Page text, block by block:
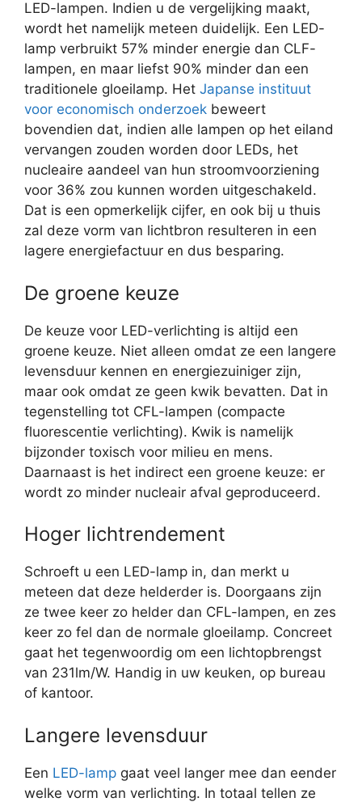
LED-lampen. Indien u de vergelijking maakt,
wordt het namelijk meteen duidelijk. Een LED-
lamp verbruikt 57% minder energie dan CLF-
lampen, en maar liefst 90% minder dan een
traditionele gloeilamp. Het Japanse instituut
voor economisch onderzoek beweert
bovendien dat, indien alle lampen op het eiland
vervangen zouden worden door LEDs, het
nucleaire aandeel van hun stroomvoorziening
voor 36% zou kunnen worden uitgeschakeld.
Dat is een opmerkelijk cijfer, en ook bij u thuis
zal deze vorm van lichtbron resulteren in een
lagere energiefactuur en dus besparing.
De groene keuze
De keuze voor LED-verlichting is altijd een
groene keuze. Niet alleen omdat ze een langere
levensduur kennen en energiezuiniger zijn,
maar ook omdat ze geen kwik bevatten. Dat in
tegenstelling tot CFL-lampen (compacte
fluorescentie verlichting). Kwik is namelijk
bijzonder toxisch voor milieu en mens.
Daarnaast is het indirect een groene keuze: er
wordt zo minder nucleair afval geproduceerd.
Hoger lichtrendement
Schroeft u een LED-lamp in, dan merkt u
meteen dat deze helderder is. Doorgaans zijn
ze twee keer zo helder dan CFL-lampen, en zes
keer zo fel dan de normale gloeilamp. Concreet
gaat het tegenwoordig om een lichtopbrengst
van 231lm/W. Handig in uw keuken, op bureau
of kantoor.
Langere levensduur
Een LED-lamp gaat veel langer mee dan eender
welke vorm van verlichting. In totaal tellen ze